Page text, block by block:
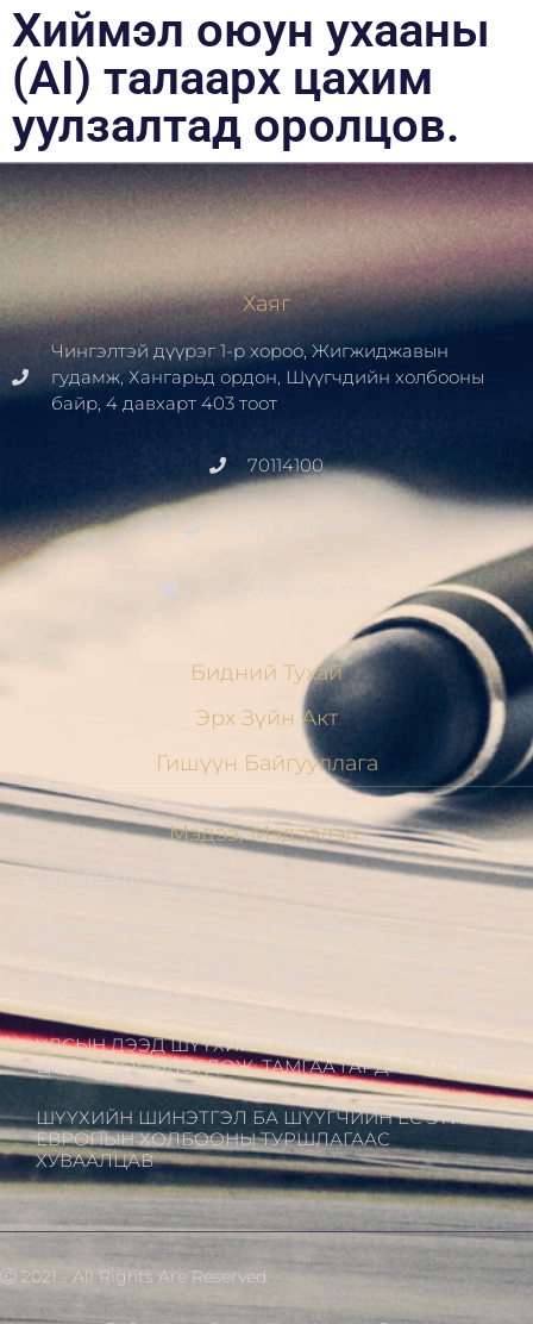
Хиймэл оюун ухааны
(AI) талаарх цахим
уулзалтад оролцов.
Хаяг
Чингэлтэй дүүрэг 1-р хороо, Жигжиджавын
гудамж, Хангарьд ордон, Шүүгчдийн холбооны
байр, 4 давхарт 403 тоот
70114100
contact@judge.mn
Бидний Тухай
Эрх Зүйн Акт
Гишүүн Байгууллага
Мэдээ, Мэдээлэл
МЭНДЧИЛГЭЭ
ШҮҮГЧДИЙН ХОЛБООНЫ УДИРДАХ
СОЛИЛЦОВ
УЛСЫН ДЭЭД ШҮҮХИЙН ЕРӨНХИЙ ШҮҮГЧЭЭР
Ц.ЦОГТ ТОМИЛОГДОЖ, ТАМГАА ГАРДАН АВЛАА
ШҮҮХИЙН ШИНЭТГЭЛ БА ШҮҮГЧИЙН ЁС ЗҮЙ:
ЕВРОПЫН ХОЛБООНЫ ТУРШЛАГААС
ХУВААЛЦАВ
Ⓒ 2021 - All Rights Are Reserved